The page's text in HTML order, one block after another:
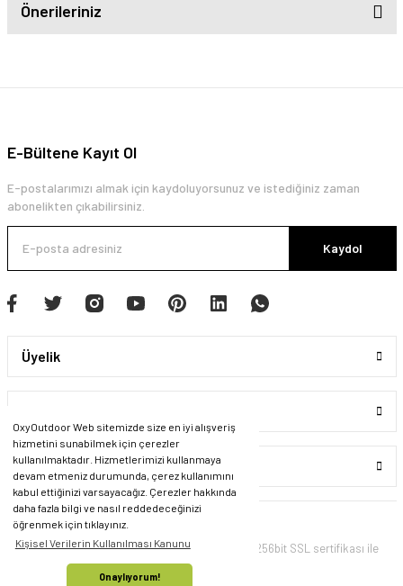
OxyOutdoor Web sitemizde size en iyi alışveriş
hizmetini sunabilmek için çerezler
kullanılmaktadır. Hizmetlerimizi kullanmaya
devam etmeniz durumunda, çerez kullanımını
kabul ettiğinizi varsayacağız. Çerezler hakkında
daha fazla bilgi ve nasıl reddedeceğinizi
öğrenmek için tıklayınız.
Kişisel Verilerin Kullanılması Kanunu
Onaylıyorum!
Önerileriniz
E-Bültene Kayıt Ol
E-postalarımızı almak için kaydoluyorsunuz ve istediğiniz zaman
abonelikten çıkabilirsiniz.
Kaydol
Üyelik
Alışveriş
© Tüm Hakları Saklıdır. Kredi kartı bilgileriniz 256bit SSL sertifikası ile
korunmaktadır.